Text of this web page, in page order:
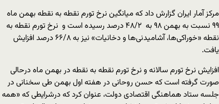
مرکز آمار ایران گزارش داد که میانگین نرخ تورم نقطه‌ به نقطه بهمن ماه
۹۹ نسبت به بهمن ۹۸ به ۴۸/۲ درصد رسیده است و نرخ تورم نقطه به
نقطه «خوراکی‌ها، آشامیدنی‌ها و دخانیات» نیز به ۶۶/۸ درصد افزایش
یافت.
افزایش نرخ تورم سالانه و نرخ تورم نقطه به نقطه در بهمن ماه درحالی
صورت گرفته است که حسن روحانی در هفته اول بهمن طی سخنانی در
جلسه ستاد هماهنگی اقتصادی دولت، عنوان کرد که درشرایطی که «همه